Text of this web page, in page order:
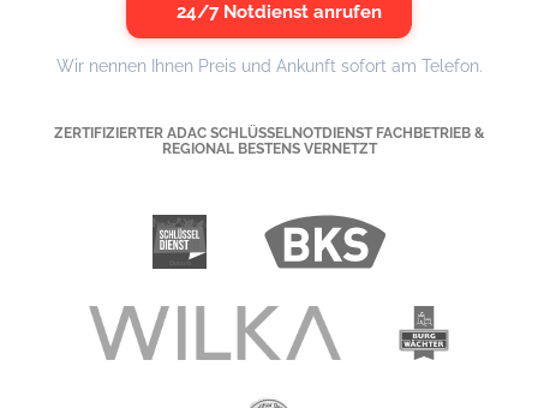
24/7 Notdienst anrufen
Wir nennen Ihnen Preis und Ankunft sofort am Telefon.
ZERTIFIZIERTER ADAC SCHLÜSSELNOTDIENST FACHBETRIEB &
REGIONAL BESTENS VERNETZT